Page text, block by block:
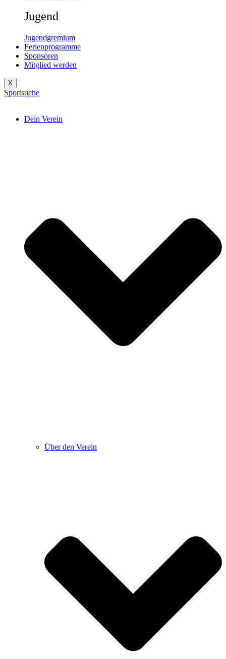
Jugend
Jugendgremium
Ferienprogramme
Sponsoren
Mitglied werden
X
Sportsuche
Dein Verein
Über den Verein